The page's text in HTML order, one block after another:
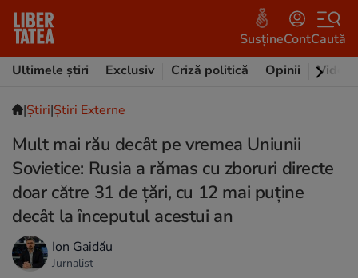
SusțineContCaută
Ultimele știri
Exclusiv Criză politică Opinii Video
|Ştiri|Știri Externe
Mult mai rău decât pe vremea Uniunii
Sovietice: Rusia a rămas cu zboruri directe
doar către 31 de țări, cu 12 mai puține
decât la începutul acestui an
Ion Gaidău
Jurnalist